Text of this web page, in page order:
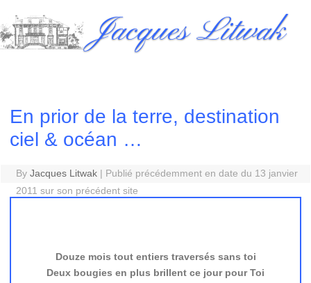
to
content
Jacques Litwak
En prior de la terre, destination
ciel & océan …
By Jacques Litwak | Publié précédemment en date du 13 janvier
2011 sur son précédent site
Douze mois tout entiers traversés sans toi
Deux bougies en plus brillent ce jour pour Toi